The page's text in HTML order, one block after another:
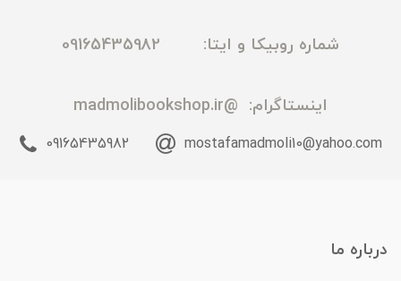
شماره روبیکا و ایتا: 09165435982
اینستاگرام: @madmolibookshop.ir
mostafamadmoli10@yahoo.com
09165435982
درباره ما